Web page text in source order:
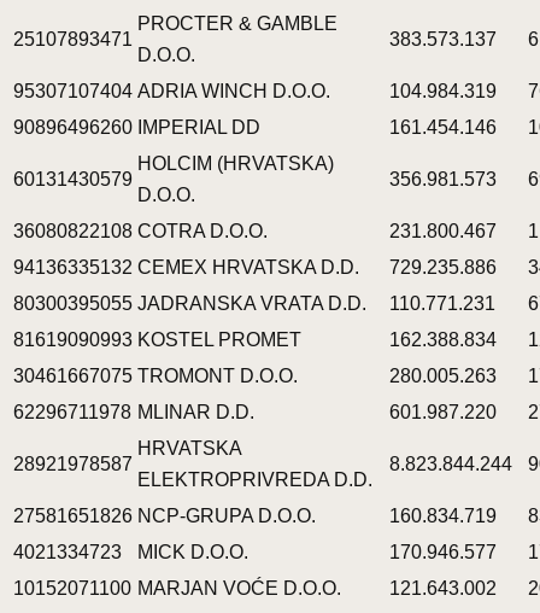
25107893471
PROCTER & GAMBLE
D.O.O.
383.573.137
95307107404 ADRIA WINCH D.O.O. 104.984.319
90896496260 IMPERIAL DD 161.454.146
60131430579
HOLCIM (HRVATSKA)
D.O.O.
356.981.573
36080822108 COTRA D.O.O. 231.800.467
94136335132 CEMEX HRVATSKA D.D. 729.235.886
80300395055 JADRANSKA VRATA D.D. 110.771.231
81619090993 KOSTEL PROMET 162.388.834
30461667075 TROMONT D.O.O. 280.005.263
62296711978 MLINAR D.D. 601.987.220
28921978587
HRVATSKA
ELEKTROPRIVREDA D.D.
8.823.844.244
27581651826 NCP-GRUPA D.O.O. 160.834.719
4021334723
MICK D.O.O. 170.946.577
10152071100 MARJAN VOĆE D.O.O. 121.643.002